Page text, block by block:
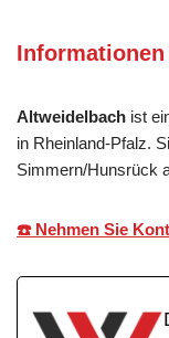
Altweidelbach ist
in Rheinland-Pfalz.
Simmern/Hunsrück
☎️ Nehmen Sie